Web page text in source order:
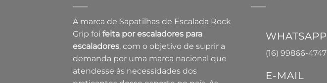
A marca de Sapatilhas de Escalada Rock
Grip foi feita por escaladores para
escaladores, com o objetivo de suprir a
demanda por uma marca nacional que
atendesse às necessidades dos
WHATSAPP
(16) 99866-4747
E-MAIL